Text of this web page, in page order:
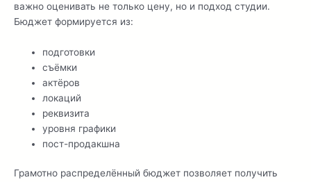
важно оценивать не только цену, но и подход студии.
Бюджет формируется из:
подготовки
съёмки
актёров
локаций
реквизита
уровня графики
пост-продакшна
Грамотно распределённый бюджет позволяет получить